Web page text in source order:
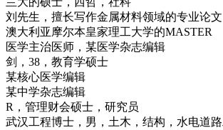
刘先生，擅长写作金属材料领域的专业论文
澳大利亚摩尔本皇家理工大学的MASTER
医学主治医师，某医学杂志编辑
剑，38，教育学硕士
某核心医学编辑
某中学杂志编辑
R，管理财会硕士，研究员
武汉工程博士，男，土木，结构，水电道